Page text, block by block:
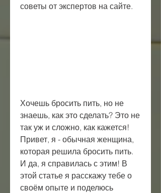
советы от экспертов на сайте.
Хочешь бросить пить, но не
знаешь, как это сделать? Это не
так уж и сложно, как кажется!
Привет, я - обычная женщина,
которая решила бросить пить.
И да, я справилась с этим! В
этой статье я расскажу тебе о
своём опыте и поделюсь